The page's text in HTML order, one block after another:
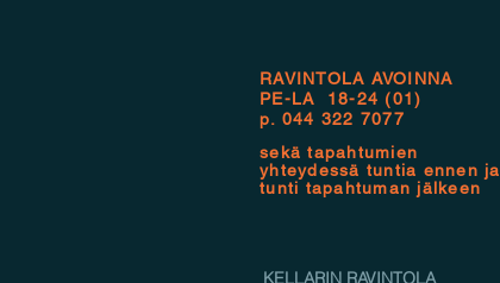
RAVINTOLA AVOINNA
PE-LA 18-24 (01)
p. 044 322 7077
sekä tapahtumien
yhteydessä tuntia ennen ja
tunti tapahtuman jälkeen
KELLARIN RAVINTOLA